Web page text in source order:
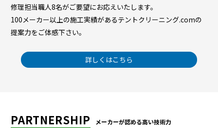
修理担当職人8名がご要望にお応えいたします。
100メーカー以上の施工実績があるテントクリーニング.comの
提案力をご体感下さい。
詳しくはこちら
PARTNERSHIP メーカーが認める高い技術力